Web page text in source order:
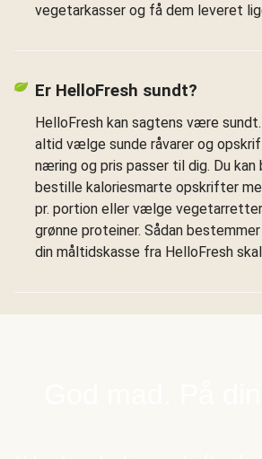
vegetarkasser og få dem leveret
Er HelloFresh sundt?
HelloFresh kan sagtens være
altid vælge sunde råvarer og
næring og pris passer til dig. Du kan
bestille kaloriesmarte opskrifter
pr. portion eller vælge
grønne proteiner. Sådan
din måltidskasse fra HelloFresh